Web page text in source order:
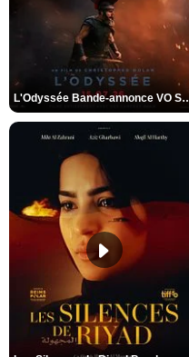
L'Odyssée